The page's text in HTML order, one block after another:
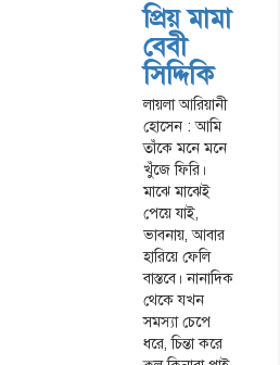
প্রিয় মামা
বেবী
সিদ্দিকি
লায়লা আরিয়ানী
হোসেন : আমি
তাঁকে মনে মনে
খুঁজে ফিরি।
মাঝে মাঝেই
পেয়ে যাই,
ভাবনায়, আবার
হারিয়ে ফেলি
বাস্তবে। নানাদিক
থেকে যখন
সমস্যা চেপে
ধরে, চিন্তা করে